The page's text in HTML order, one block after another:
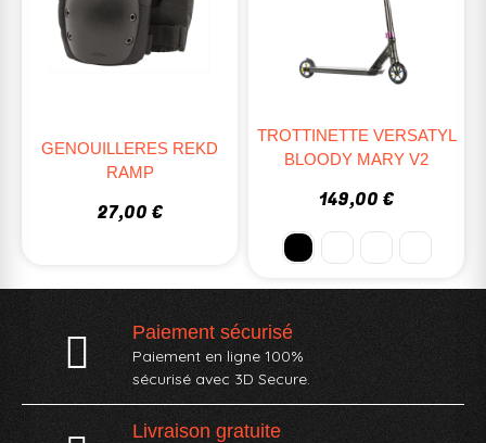
GENOUILLERES REKD
RAMP
27,00 €
TROTTINETTE VERSATYL
BLOODY MARY V2
149,00 €
Paiement sécurisé
Paiement en ligne 100%
sécurisé avec 3D Secure.
Livraison gratuite